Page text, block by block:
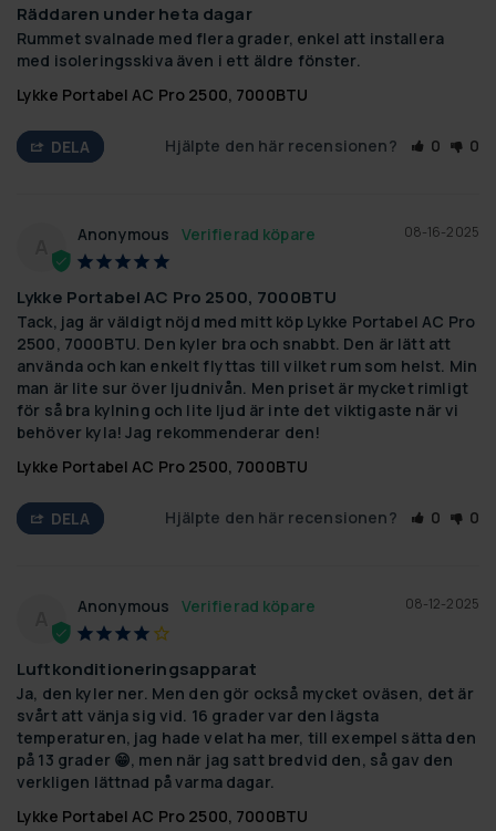
Räddaren under heta dagar
Rummet svalnade med flera grader, enkel att installera
med isoleringsskiva även i ett äldre fönster.
Lykke Portabel AC Pro 2500, 7000BTU
DELA Hjälpte den här recensionen? 0 0
08-16-2025
Anonymous
Lykke Portabel AC Pro 2500, 7000BTU
Tack, jag är väldigt nöjd med mitt köp Lykke Portabel AC Pro
2500, 7000BTU. Den kyler bra och snabbt. Den är lätt att
använda och kan enkelt flyttas till vilket rum som helst. Min
man är lite sur över ljudnivån. Men priset är mycket rimligt
för så bra kylning och lite ljud är inte det viktigaste när vi
behöver kyla! Jag rekommenderar den!
Lykke Portabel AC Pro 2500, 7000BTU
DELA Hjälpte den här recensionen? 0 0
08-12-2025
Anonymous
Luftkonditioneringsapparat
Ja, den kyler ner. Men den gör också mycket oväsen, det är
svårt att vänja sig vid. 16 grader var den lägsta
temperaturen, jag hade velat ha mer, till exempel sätta den
på 13 grader 😁, men när jag satt bredvid den, så gav den
verkligen lättnad på varma dagar.
Lykke Portabel AC Pro 2500, 7000BTU